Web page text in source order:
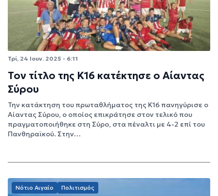
Τρί, 24 Ιουν. 2025 - 6:11
Τον τίτλο της Κ16 κατέκτησε ο Αίαντας
Σύρου
Την κατάκτηση του πρωταθλήματος της Κ16 πανηγύρισε ο
Αίαντας Σύρου, ο οποίος επικράτησε στον τελικό που
πραγματοποιήθηκε στη Σύρο, στα πέναλτι με 4-2 επί του
Πανθηραϊκού. Στην…
Νότιο Αιγαίο Πολιτισμός